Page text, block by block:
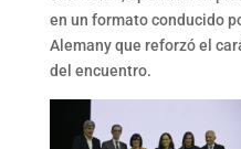
en un formato conducido
Alemany que reforzó el
del encuentro.